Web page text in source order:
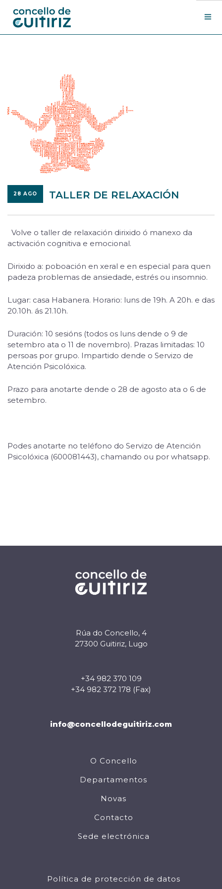
Departamentos
Sede electrónica
Search Site
28 AGO TALLER DE RELAXACIÓN
Volve o taller de relaxación dirixido ó manexo da
activación cognitiva e emocional.
Dirixido a: poboación en xeral e en especial para quen
padeza problemas de ansiedade, estrés ou insomnio.
Lugar: casa Habanera. Horario: luns de 19h. A 20h. e das
20.10h. ás 21.10h.
Duración: 10 sesións (todos os luns dende o 9 de
setembro ata o 11 de novembro). Prazas limitadas: 10
persoas por grupo. Impartido dende o Servizo de
Atención Psicolóxica.
Prazo para anotarte dende o 28 de agosto ata o 6 de
setembro.
Podes anotarte no teléfono do Servizo de Atención
Psicolóxica (600081443), chamando ou por whatsapp.
Rúa do Concello, 4
27300 Guitiriz, Lugo
+34 982 370 109
+34 982 372 178 (Fax)
info@concellodeguitiriz.com
O Concello
Departamentos
Novas
Contacto
Sede electrónica
Política de protección de datos